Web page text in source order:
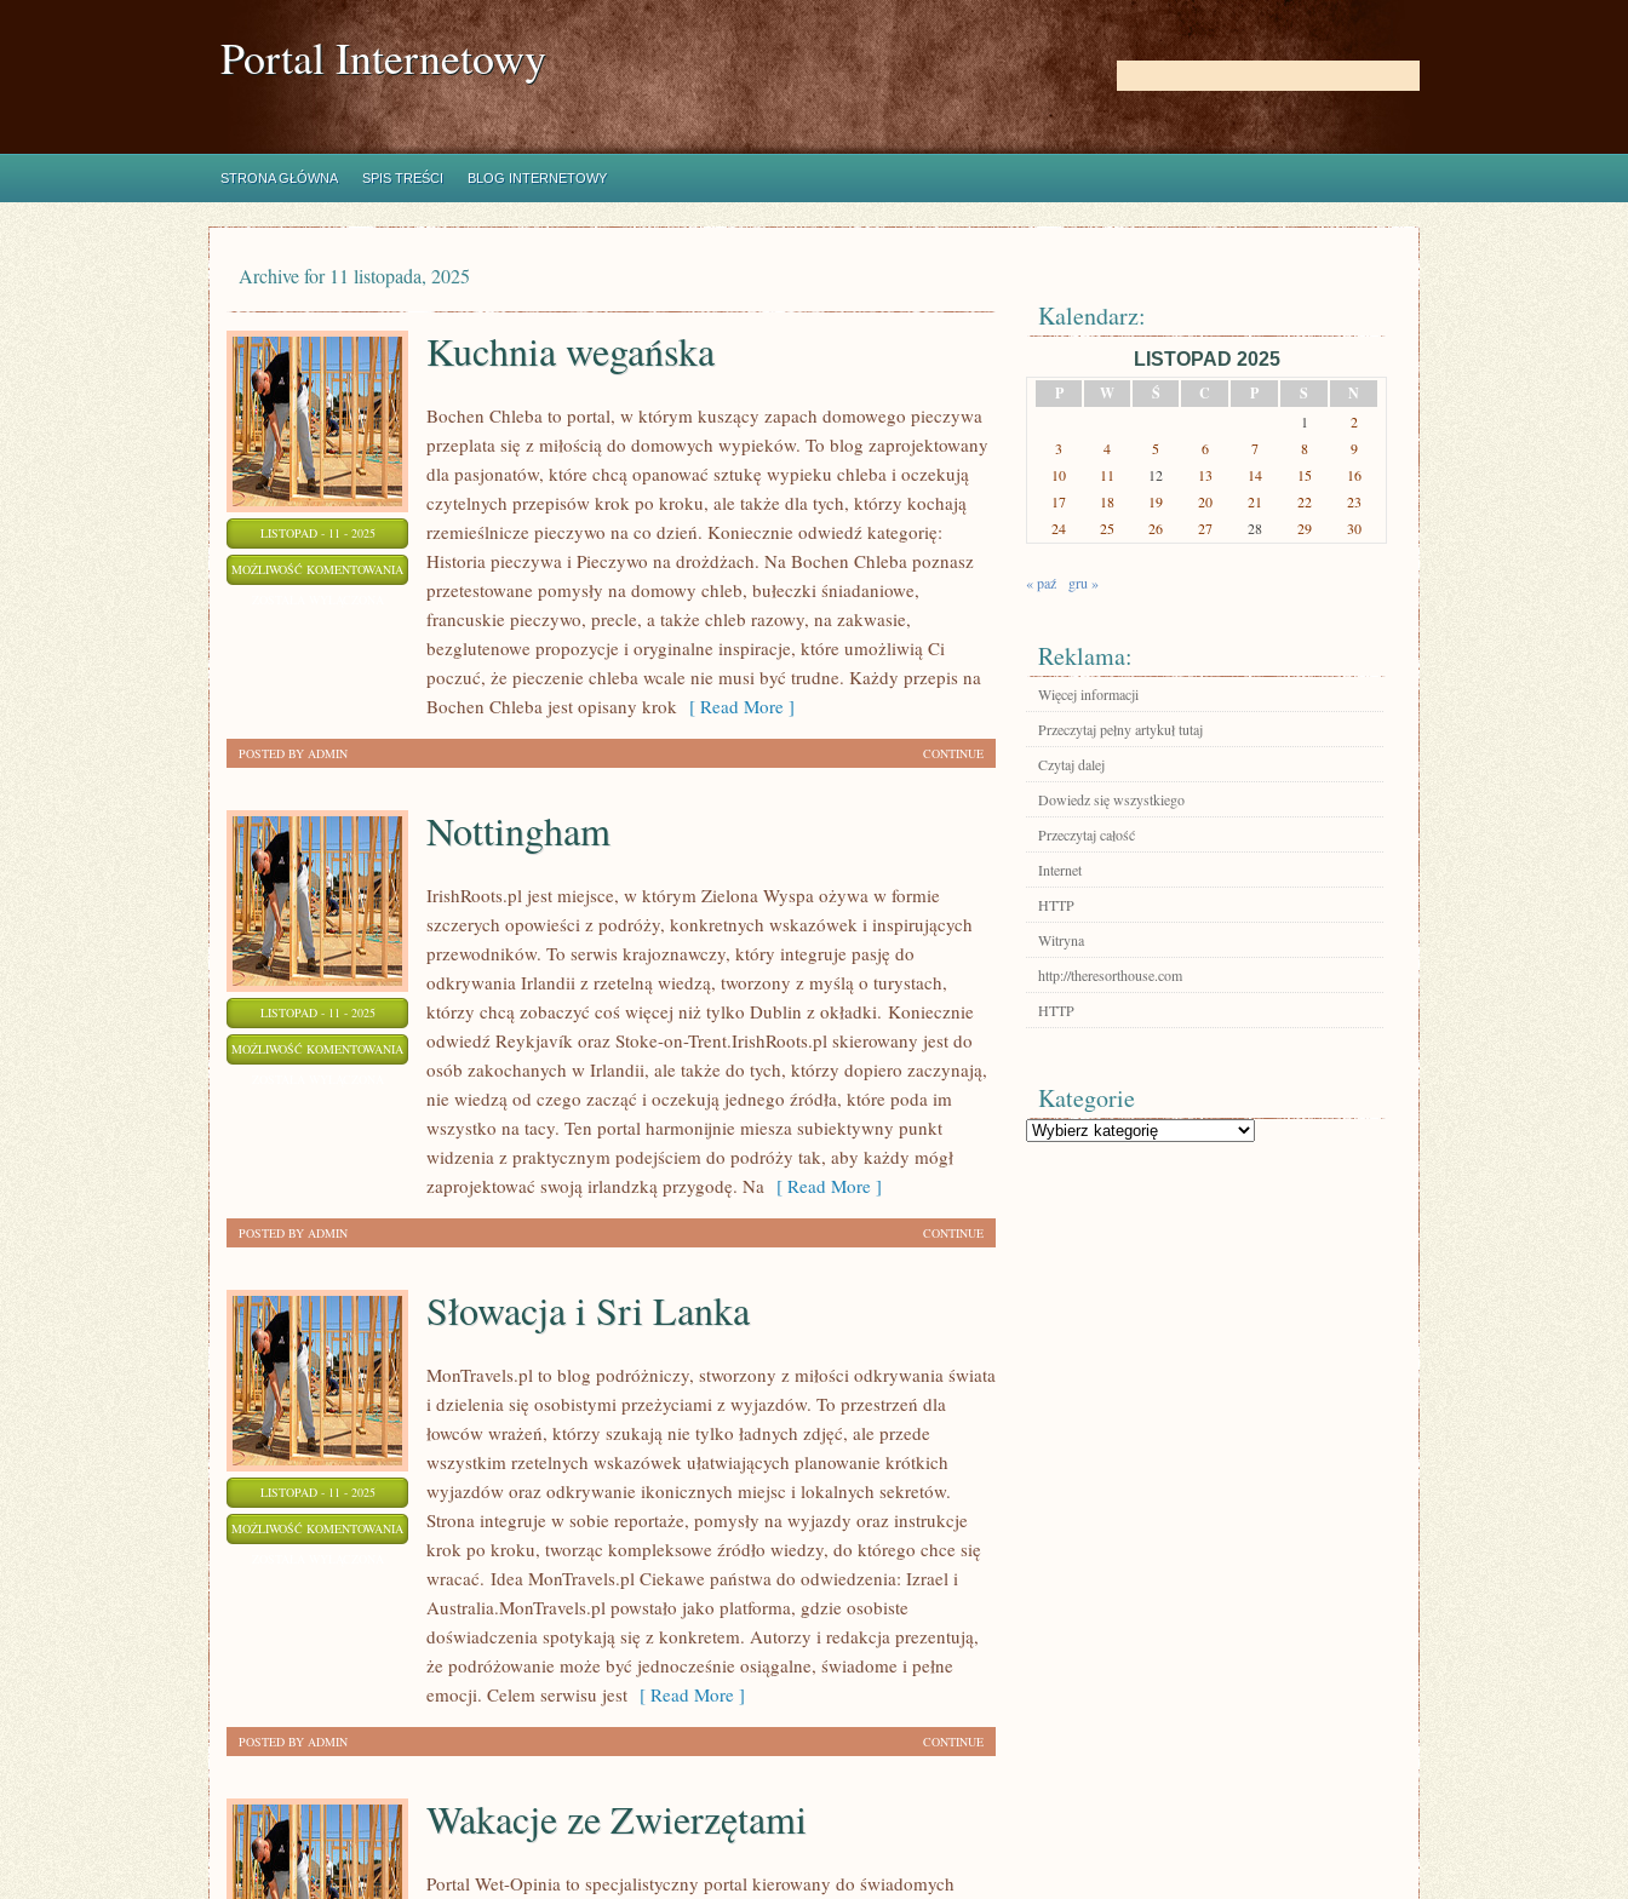
Portal Internetowy
STRONA GŁÓWNA SPIS TREŚCI BLOG INTERNETOWY
Archive for 11 listopada, 2025
LISTOPAD - 11 - 2025
MOŻLIWOŚĆ KOMENTOWANIA KUCHNIA
WEGAŃSKA
Kuchnia wegańska
Bochen Chleba to portal, w którym kuszący zapach domowego pieczywa
przeplata się z miłością do domowych wypieków. To blog zaprojektowany
dla pasjonatów, które chcą opanować sztukę wypieku chleba i oczekują
czytelnych przepisów krok po kroku, ale także dla tych, którzy kochają
rzemieślnicze pieczywo na co dzień. Koniecznie odwiedź kategorię:
Historia pieczywa i Pieczywo na drożdżach. Na Bochen Chleba poznasz
przetestowane pomysły na domowy chleb, bułeczki śniadaniowe,
francuskie pieczywo, precle, a także chleb razowy, na zakwasie,
bezglutenowe propozycje i oryginalne inspiracje, które umożliwią Ci
poczuć, że pieczenie chleba wcale nie musi być trudne. Każdy przepis na
Bochen Chleba jest opisany krok [ Read More ]
CONTINUE
POSTED BY ADMIN
LISTOPAD - 11 - 2025
MOŻLIWOŚĆ KOMENTOWANIA NOTTINGHAM
Nottingham
IrishRoots.pl jest miejsce, w którym Zielona Wyspa ożywa w formie
szczerych opowieści z podróży, konkretnych wskazówek i inspirujących
przewodników. To serwis krajoznawczy, który integruje pasję do
odkrywania Irlandii z rzetelną wiedzą, tworzony z myślą o turystach,
którzy chcą zobaczyć coś więcej niż tylko Dublin z okładki. Koniecznie
odwiedź Reykjavík oraz Stoke-on-Trent.IrishRoots.pl skierowany jest do
osób zakochanych w Irlandii, ale także do tych, którzy dopiero zaczynają,
nie wiedzą od czego zacząć i oczekują jednego źródła, które poda im
wszystko na tacy. Ten portal harmonijnie miesza subiektywny punkt
widzenia z praktycznym podejściem do podróży tak, aby każdy mógł
zaprojektować swoją irlandzką przygodę. Na [ Read More ]
CONTINUE
POSTED BY ADMIN
LISTOPAD - 11 - 2025
MOŻLIWOŚĆ KOMENTOWANIA SŁOWACJA
LANKA
Słowacja i Sri Lanka
MonTravels.pl to blog podróżniczy, stworzony z miłości odkrywania świata
i dzielenia się osobistymi przeżyciami z wyjazdów. To przestrzeń dla
łowców wrażeń, którzy szukają nie tylko ładnych zdjęć, ale przede
wszystkim rzetelnych wskazówek ułatwiających planowanie krótkich
wyjazdów oraz odkrywanie ikonicznych miejsc i lokalnych sekretów.
Strona integruje w sobie reportaże, pomysły na wyjazdy oraz instrukcje
krok po kroku, tworząc kompleksowe źródło wiedzy, do którego chce się
wracać. Idea MonTravels.pl Ciekawe państwa do odwiedzenia: Izrael i
Australia.MonTravels.pl powstało jako platforma, gdzie osobiste
doświadczenia spotykają się z konkretem. Autorzy i redakcja prezentują,
że podróżowanie może być jednocześnie osiągalne, świadome i pełne
emocji. Celem serwisu jest [ Read More ]
CONTINUE
POSTED BY ADMIN
Wakacje ze Zwierzętami
Portal Wet-Opinia to specjalistyczny portal kierowany do świadomych
Kalendarz:
LISTOPAD 2025
P
W Ś C P S N
1
2
3
4 5 6 7 8
9
10
11 12 13 14 15
16
17
18 19 20 21 22
23
24
25 26 27 28 29 30
« paź gru »
Reklama:
Więcej informacji
Przeczytaj pełny artykuł tutaj
Czytaj dalej
Dowiedz się wszystkiego
Przeczytaj całość
Internet
HTTP
Witryna
http://theresorthouse.com
HTTP
Kategorie
Kategorie